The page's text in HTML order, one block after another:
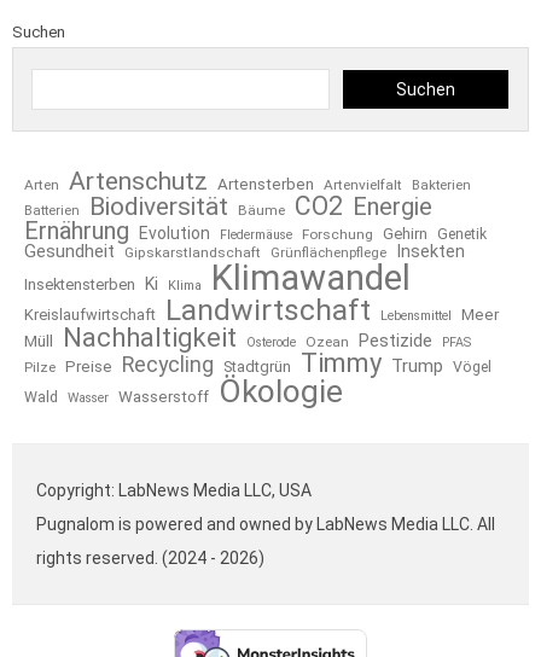
Suchen
Suchen
Arten Artenschutz Artensterben Artenvielfalt
Bakterien
Batterien
Biodiversität Bäume CO2 Energie
Ernährung
Evolution Fledermäuse Forschung Gehirn Genetik
Gesundheit Gipskarstlandschaft Grünflächenpflege Insekten
Insektensterben Ki Klima Klimawandel
Kreislaufwirtschaft Landwirtschaft Lebensmittel
Meer
Müll
Nachhaltigkeit Osterode Ozean Pestizide PFAS
Pilze Preise Recycling Stadtgrün Timmy Trump
Vögel
Wald
Wasser Wasserstoff Ökologie
Copyright: LabNews Media LLC, USA
Pugnalom is powered and owned by LabNews Media LLC. All
rights reserved. (2024 - 2026)